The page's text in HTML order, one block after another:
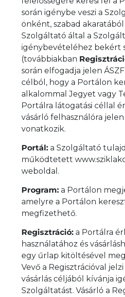
során igénybe veszi a
önként, szabad
Szolgáltató által a
igénybevételéhez bekért
(továbbiakban
során elfogadja jelen
célból, hogy a Portálon
alkalommal Jegyet vagy
Portálra látogatási céllal
vásárló felhasználóra
vonatkozik.
Portál: a Szolgáltató
működtetett
weboldal.
Program: a Portálon
amelyre a Portálon
megfizethető.
Regisztráció: a Portálra
használatához és
egy űrlap kitöltésével
Vevő a Regisztrációval
vásárlás céljából kívánja
Szolgáltatást. Vásárló a